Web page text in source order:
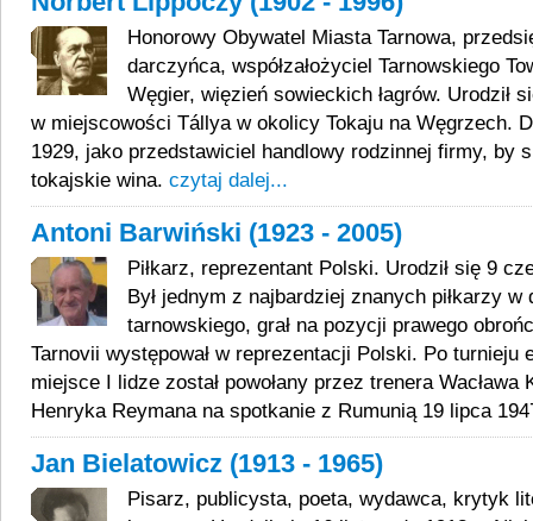
Honorowy Obywatel Miasta Tarnowa,
darczyńca, współzałożyciel Tarnowskiego
Węgier, więzień sowieckich łagrów. Urodził
w miejscowości Tállya w okolicy Tokaju na Węgrzech.
1929, jako przedstawiciel handlowy rodzinnej firmy, by
tokajskie wina. czytaj dalej...
Antoni Barwiński (1923 - 2005)
Piłkarz, reprezentant Polski. Urodził się 9
Był jednym z najbardziej znanych piłkarzy w
tarnowskiego, grał na pozycji prawego
Tarnovii występował w reprezentacji Polski. Po turnieju
miejsce I lidze został powołany przez trenera Wacława
Henryka Reymana na spotkanie z Rumunią 19 lipca
Jan Bielatowicz (1913 - 1965)
Pisarz, publicysta, poeta, wydawca, krytyk